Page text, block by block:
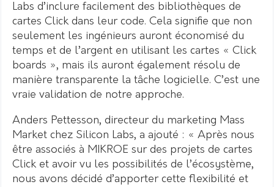
Labs d’inclure facilement des bibliothèques de
cartes Click dans leur code. Cela signifie que non
seulement les ingénieurs auront économisé du
temps et de l’argent en utilisant les cartes « Click
boards », mais ils auront également résolu de
manière transparente la tâche logicielle. C’est une
vraie validation de notre approche.
Anders Pettesson, directeur du marketing Mass
Market chez Silicon Labs, a ajouté : « Après nous
être associés à MIKROE sur des projets de cartes
Click et avoir vu les possibilités de l’écosystème,
nous avons décidé d’apporter cette flexibilité et